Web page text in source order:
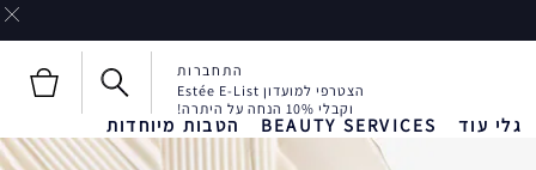
הצטרפי למועדון Estée E-List
וקבלי 10% הנחה על היתרה!
התחברות
גלי עוד BEAUTY SERVICES הטבות מיוחדות